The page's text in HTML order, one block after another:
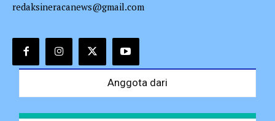
redaksineracanews@gmail.com
Anggota dari